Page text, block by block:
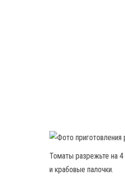
Томаты разрежьте на
и крабовые палочки.